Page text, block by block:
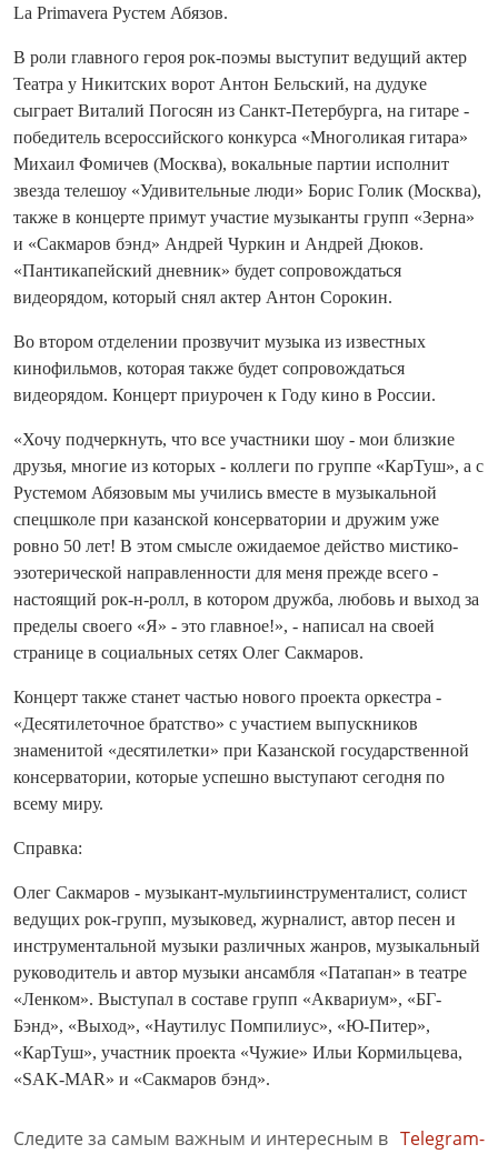
La Primavera Рустем Абязов.
В роли главного героя рок-поэмы выступит ведущий актер
Театра у Никитских ворот Антон Бельский, на дудуке
сыграет Виталий Погосян из Санкт-Петербурга, на гитаре -
победитель всероссийского конкурса «Многоликая гитара»
Михаил Фомичев (Москва), вокальные партии исполнит
звезда телешоу «Удивительные люди» Борис Голик (Москва),
также в концерте примут участие музыканты групп «Зерна»
и «Сакмаров бэнд» Андрей Чуркин и Андрей Дюков.
«Пантикапейский дневник» будет сопровождаться
видеорядом, который снял актер Антон Сорокин.
Во втором отделении прозвучит музыка из известных
кинофильмов, которая также будет сопровождаться
видеорядом. Концерт приурочен к Году кино в России.
«Хочу подчеркнуть, что все участники шоу - мои близкие
друзья, многие из которых - коллеги по группе «КарТуш», а с
Рустемом Абязовым мы учились вместе в музыкальной
спецшколе при казанской консерватории и дружим уже
ровно 50 лет! В этом смысле ожидаемое действо мистико-
эзотерической направленности для меня прежде всего -
настоящий рок-н-ролл, в котором дружба, любовь и выход за
пределы своего «Я» - это главное!», - написал на своей
странице в социальных сетях Олег Сакмаров.
Концерт также станет частью нового проекта оркестра -
«Десятилеточное братство» с участием выпускников
знаменитой «десятилетки» при Казанской государственной
консерватории, которые успешно выступают сегодня по
всему миру.
Справка:
Олег Сакмаров - музыкант-мультиинструменталист, солист
ведущих рок-групп, музыковед, журналист, автор песен и
инструментальной музыки различных жанров, музыкальный
руководитель и автор музыки ансамбля «Патапан» в театре
«Ленком». Выступал в составе групп «Аквариум», «БГ-
Бэнд», «Выход», «Наутилус Помпилиус», «Ю-Питер»,
«КарТуш», участник проекта «Чужие» Ильи Кормильцева,
«SAK-MAR» и «Сакмаров бэнд».
Следите за самым важным и интересным в Telegram-